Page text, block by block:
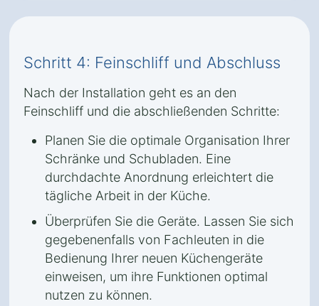
Schritt 4: Feinschliff und Abschluss
Nach der Installation geht es an den
Feinschliff und die abschließenden Schritte:
Planen Sie die optimale Organisation Ihrer
Schränke und Schubladen. Eine
durchdachte Anordnung erleichtert die
tägliche Arbeit in der Küche.
Überprüfen Sie die Geräte. Lassen Sie sich
gegebenenfalls von Fachleuten in die
Bedienung Ihrer neuen Küchengeräte
einweisen, um ihre Funktionen optimal
nutzen zu können.